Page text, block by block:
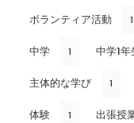
ボランティア活動 1
中学 1 中学1年
主体的な学び 1
体験 1 出張授